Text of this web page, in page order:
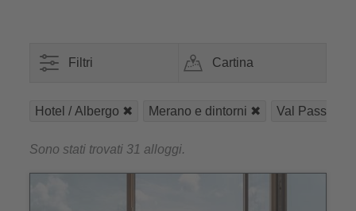
Filtri Cartina
Hotel / Albergo Merano e dintorni Val Passiria
Sono stati trovati 31 alloggi.